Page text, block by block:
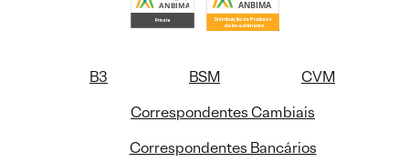
B3 BSM
CVM
Correspondentes Cambiais
Correspondentes Bancários